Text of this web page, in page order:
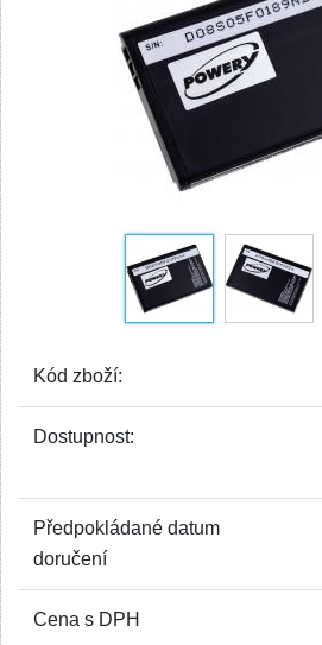
Kód zboží:
Dostupnost:
Předpokládané datum
doručení
Cena s DPH